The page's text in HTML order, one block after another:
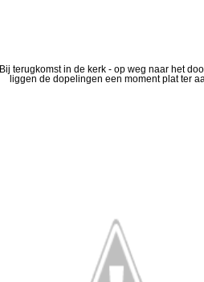
Bij terugkomst in de kerk - op weg naar het
liggen de dopelingen een moment plat ter